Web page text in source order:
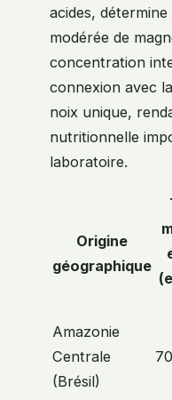
acides,
modérée de
concentration
connexion avec
noix unique,
nutritionnelle
laboratoire.
Origine
géographique
Amazonie
Centrale
(Brésil)